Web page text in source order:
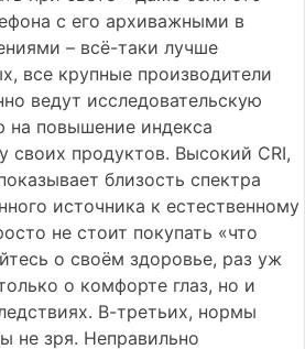
с его архиважными в
– всё-таки лучше
все крупные производители
ведут исследовательскую
на повышение индекса
своих продуктов. Высокий CRI,
близость спектра
источника к естественному
не стоит покупать «что
о своём здоровье, раз уж
о комфорте глаз, но и
В-третьих, нормы
не зря. Неправильно